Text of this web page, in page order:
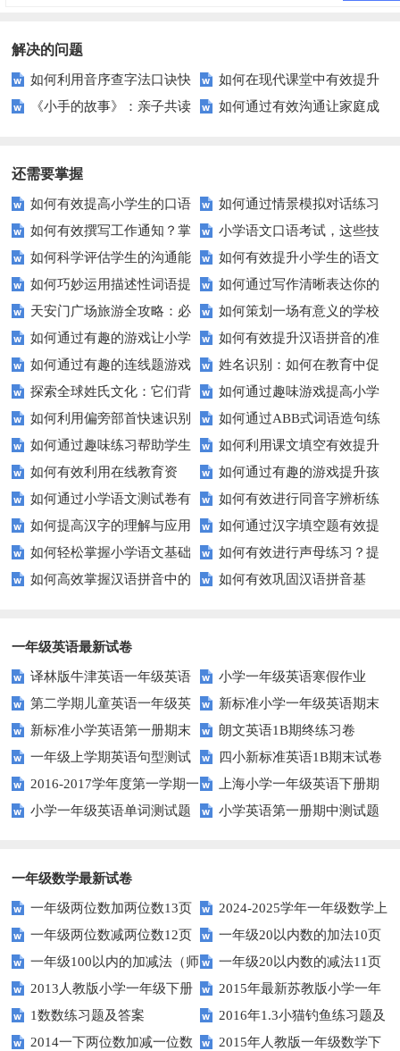
解决的问题
如何利用音序查字法口诀快
速查找汉字？
如何在现代课堂中有效提升
学生对古典诗词的兴趣？
《小手的故事》：亲子共读
如何通过有效沟通让家庭成
还需要掌握
如何有效提高小学生的口语
交际测试成绩？
如何通过情景模拟对话练习
提高你的沟通能力？
如何有效撰写工作通知？掌
握这些技巧让你的通知更专业！
小学语文口语考试，这些技
巧让孩子自信应考？
如何科学评估学生的沟通能
力？
如何有效提升小学生的语文
拼写能力？
如何巧妙运用描述性词语提
升教育效果？
如何通过写作清晰表达你的
愿望？
天安门广场旅游全攻略：必
看的历史与文化景点
如何策划一场有意义的学校
升旗仪式？
如何通过有趣的游戏让小学
生轻松掌握常见姓氏？
如何有效提升汉语拼音的准
确性和流利度？这里有妙招！
如何通过有趣的连线题游戏
提升孩子的逻辑思维能力？
姓名识别：如何在教育中促
进个性化学习？
探索全球姓氏文化：它们背
后隐藏的故事？
如何通过趣味游戏提高小学
生的拼音水平？
如何利用偏旁部首快速识别
汉字？
如何通过ABB式词语造句练
习提高孩子的语言表达能力？
如何通过趣味练习帮助学生
掌握反义词匹配？
如何利用课文填空有效提升
语文成绩？
如何有效利用在线教育资
源？
如何通过有趣的游戏提升孩
子的句子补全技巧？
如何通过小学语文测试卷有
效提高孩子的阅读与写作技能？
如何有效进行同音字辨析练
习？这些方法让你事半功倍！
如何提高汉字的理解与应用
能力？这里有妙招！
如何通过汉字填空题有效提
升小学生的汉字书写能力？
如何轻松掌握小学语文基础
知识？
如何有效进行声母练习？提
升发音技巧有妙招！
如何高效掌握汉语拼音中的
如何有效巩固汉语拼音基
一年级英语最新试卷
译林版牛津英语一年级英语
1AB测试卷
小学一年级英语寒假作业
第二学期儿童英语一年级英
语期末试卷
新标准小学一年级英语期末
质量检测题
新标准小学英语第一册期末
测试题
朗文英语1B期终练习卷
一年级上学期英语句型测试
题
四小新标准英语1B期末试卷
2016-2017学年度第一学期一
起一年级英语期中试卷
上海小学一年级英语下册期
中试卷
小学一年级英语单词测试题 小学英语第一册期中测试题
一年级数学最新试卷
一年级两位数加两位数13页
2024-2025学年一年级数学上
册期末素养测评卷（考试版A4
人教版）
一年级两位数减两位数12页
一年级20以内数的加法10页
一年级100以内的加减法（师
版）
一年级20以内数的减法11页
2013人教版小学一年级下册
第三单元整理与复习（一）练习
题
2015年最新苏教版小学一年
级数学下册第一次月考试卷
1数数练习题及答案
2016年1.3小猫钓鱼练习题及
答案
2014一下两位数加减一位数 2015年人教版一年级数学下